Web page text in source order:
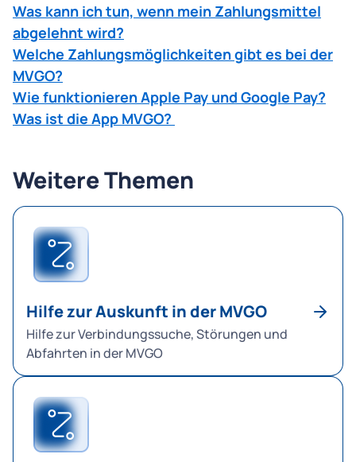
Was kann ich tun, wenn mein Zahlungsmittel
abgelehnt wird?
Welche Zahlungsmöglichkeiten gibt es bei der
MVGO?
Wie funktionieren Apple Pay und Google Pay?
Was ist die App MVGO?
Weitere Themen
Hilfe zur Auskunft in der MVGO
Hilfe zur Verbindungssuche, Störungen und
Abfahrten in der MVGO